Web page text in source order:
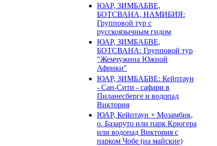
ЮАР, ЗИМБАБВЕ,
БОТСВАНА, НАМИБИЯ:
Групповой тур с
русскоязычным гидом
ЮАР, ЗИМБАБВЕ,
БОТСВАНА: Групповой тур
"Жемчужина Южной
Африки"
ЮАР, ЗИМБАБВЕ: Кейптаун
- Сан-Сити - сафари в
Пиланесберге и водопад
Виктория
ЮАР, Кейптаун + Мозамбик,
о. Базаруто или парк Крюгера
или водопад Виктория с
парком Чобе (на майские)